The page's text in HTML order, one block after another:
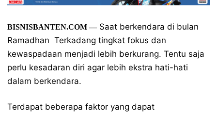
BISNISBANTEN.COM—Saat berkendara di bulan
Ramadhan Terkadang tingkat fokus dan
kewaspadaan menjadi lebih berkurang. Tentu saja
perlu kesadaran diri agar lebih ekstra hati-hati
dalam berkendara.
Terdapat beberapa faktor yang dapat